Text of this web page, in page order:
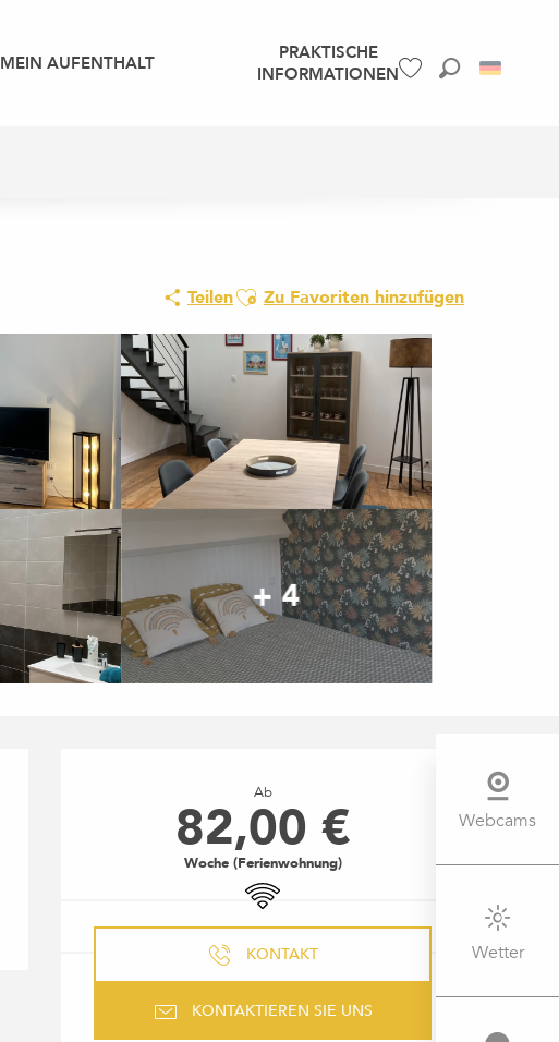
MEIN AUFENTHALT
PRAKTISCHE
INFORMATIONEN
Webcams
Wetter
TeilenAjouter aux favoris
Zu Favoriten hinzufügen
+ 4
ÖFFNUNGSZEITEN &
Ab
82,00 €
Woche (Ferienwohnung)
Wi-Fi
KONTAKT
KONTAKTIEREN SIE UNS